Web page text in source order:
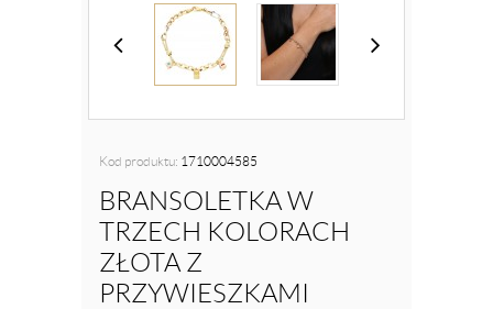
Kod produktu: 1710004585
BRANSOLETKA W
TRZECH KOLORACH
ZŁOTA Z
PRZYWIESZKAMI